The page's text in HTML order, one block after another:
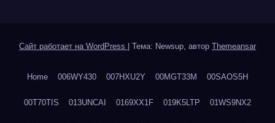
Сайт работает на WordPress Тема: Newsup, автор Themeansar
Home 006WY430 007HXU2Y 00MGT33M 00SAOS5H
00T70TIS 013UNCAI 0169XX1F 019K5LTP 01WS9NX2